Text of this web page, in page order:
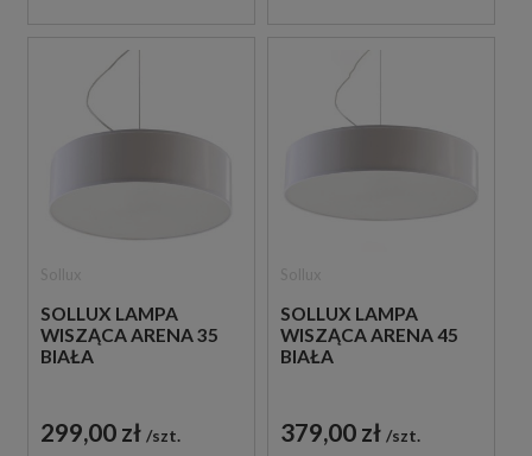
SOLLUX LAMPA
WISZĄCA ARENA 35
BIAŁA
299,00 zł szt.
SOLLUX LAMPA
WISZĄCA ARENA 45
BIAŁA
379,00 zł szt.